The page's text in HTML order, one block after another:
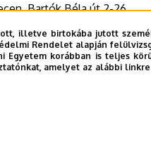
illetve birtokába jutott
Rendelet alapján
Egyetem korábban is teljes
amelyet az alábbi
Bartók Béla út 2-26.
Klinika, D épület,